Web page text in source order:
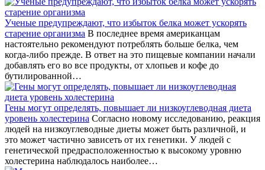
Ученые предупреждают, что избыток белка может ускорять
старение организма В последнее время американцам
настоятельно рекомендуют потреблять больше белка, чем
когда-либо прежде. В ответ на это пищевые компании начали
добавлять его во все продукты, от хлопьев и кофе до
бутилированной…
Гены могут определять, повышает ли низкоуглеводная диета
уровень холестерина Согласно новому исследованию, реакция
людей на низкоуглеводные диеты может быть различной, и
это может частично зависеть от их генетики. У людей с
генетической предрасположенностью к высокому уровню
холестерина наблюдалось наиболее…